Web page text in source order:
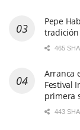
Pepe
tradición
465
Arranca
Festival
primera
443